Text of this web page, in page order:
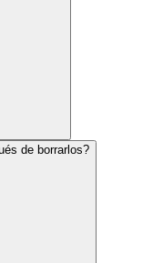
de borrarlos?